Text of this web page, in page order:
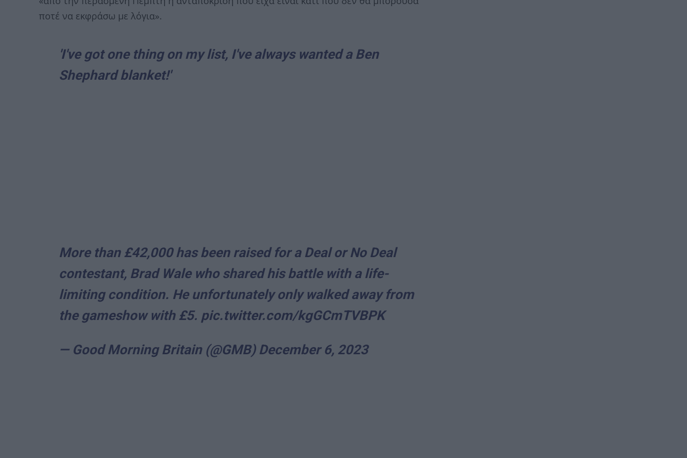
ποτέ να εκφράσω με λόγια».
'I've got one thing on my list, I've always wanted a Ben
Shephard blanket!'
More than £42,000 has been raised for a Deal or No Deal
contestant, Brad Wale who shared his battle with a life-
limiting condition. He unfortunately only walked away from
the gameshow with £5. pic.twitter.com/kgGCmTVBPK
— Good Morning Britain (@GMB) December 6, 2023